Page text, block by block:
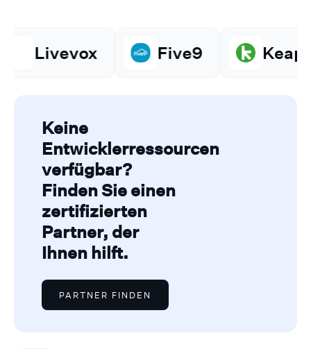
Five9 Keap
Keine
Entwicklerressourcen
verfügbar?
Finden Sie einen
zertifizierten
Partner, der
Ihnen hilft.
PARTNER FINDEN